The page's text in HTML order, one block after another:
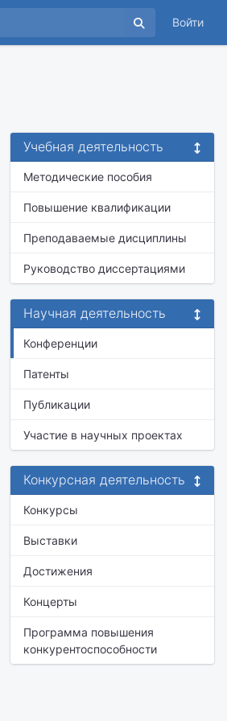
Войти
Учебная деятельность
Методические пособия
Повышение квалификации
Преподаваемые дисциплины
Руководство диссертациями
Научная деятельность
Конференции
Патенты
Публикации
Участие в научных проектах
Конкурсная деятельность
Конкурсы
Выставки
Достижения
Концерты
Программа повышения
конкурентоспособности